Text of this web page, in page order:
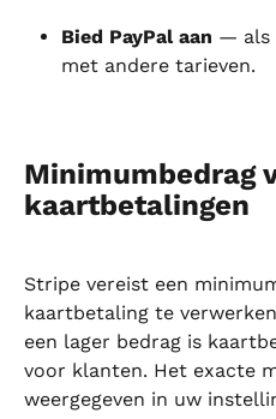
Bied PayPal aan — als
met andere tarieven.
Minimumbedrag
kaartbetalingen
Stripe vereist een
kaartbetaling te
een lager bedrag is
voor klanten. Het exacte
weergegeven in uw